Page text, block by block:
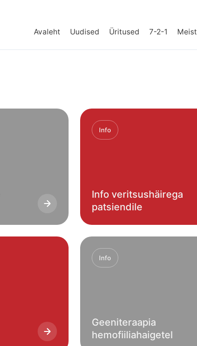
Avaleht Uudised Üritused 7-2-1 Meist
Info
Info veritsushäirega
patsiendile
Info
Geeniteraapia
hemofiiliahaigetel